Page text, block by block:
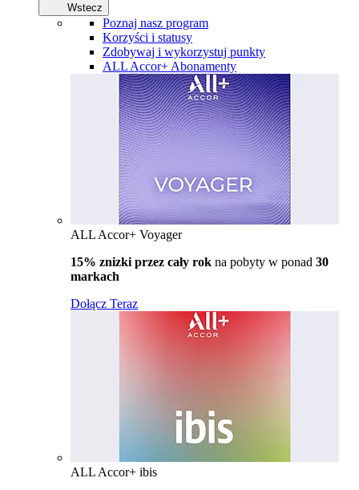
Wstecz
Poznaj nasz program
Korzyści i statusy
Zdobywaj i wykorzystuj punkty
ALL Accor+ Abonamenty
ALL Accor+ Voyager
15% znizki przez cały rok na pobyty w ponad 30
markach
Dołącz Teraz
ALL Accor+ ibis